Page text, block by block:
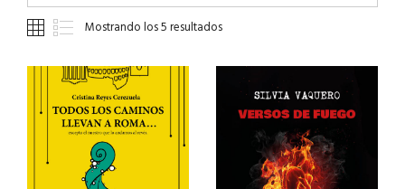
Mostrando los 5 resultados